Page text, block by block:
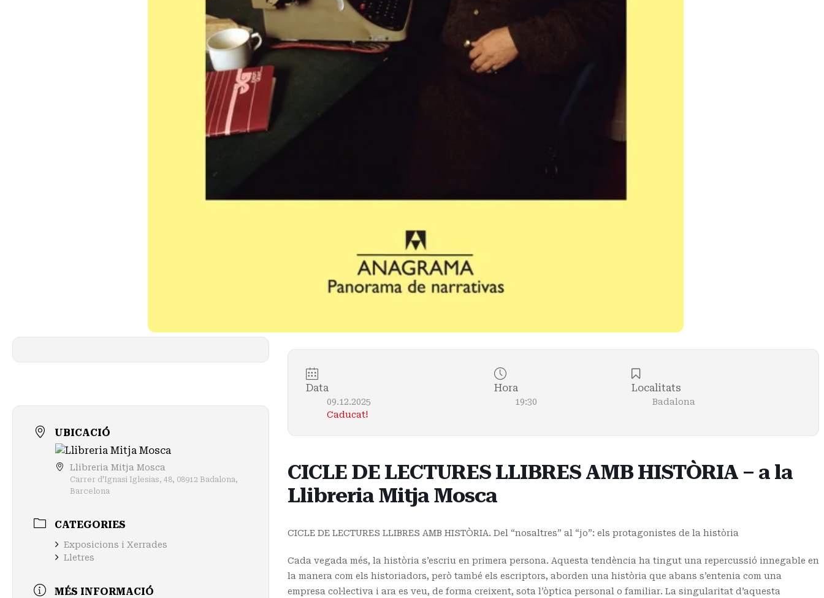
UBICACIÓ
Llibreria Mitja Mosca
Carrer d'Ignasi Iglesias, 48, 08912 Badalona,
Barcelona
CATEGORIES
Exposicions i Xerrades
Lletres
MÉS INFORMACIÓ
Data
09.12.2025
Caducat!
Hora
19:30
Localitats
Badalona
CICLE DE LECTURES LLIBRES AMB HISTÒRIA – a la
Llibreria Mitja Mosca
CICLE DE LECTURES LLIBRES AMB HISTÒRIA. Del “nosaltres” al “jo”: els protagonistes de la història
Cada vegada més, la història s’escriu en primera persona. Aquesta tendència ha tingut una repercussió innegable en
la manera com els historiadors, però també els escriptors, aborden una història que abans s’entenia com una
empresa col·lectiva i ara es veu, de forma creixent, sota l’òptica personal o familiar. La singularitat d’aquesta